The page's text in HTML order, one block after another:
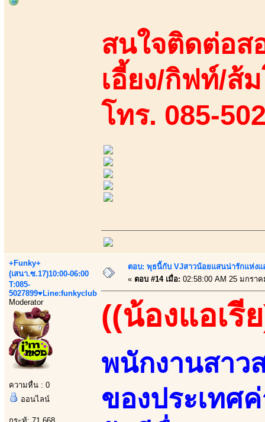
สนใจติดต่อส
เอี้ยง/กิฟท์/ส้
โทร. 085-
+Funky+
(เสนา.ซ.17)10:00-06:00
T:085-
5027899♥Line:funkyclub
Moderator
ความหื่น : 0
ออนไลน์
ตอบ: พุธนี้กับ VJสาวน้อยแสนน่ารักแห่งแ
« ตอบ #14 เมื่อ: 02:58:00 AM 25 มกรา
((น้องแอเรี
พนักงานสาว
ของประเทศ